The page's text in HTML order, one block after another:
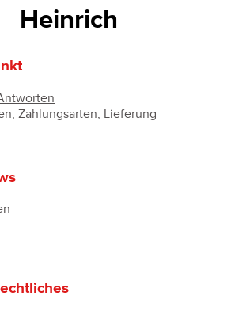
Heinrich
Zahlungsarten, Lieferung